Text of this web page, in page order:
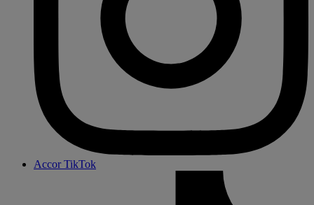
Accor TikTok